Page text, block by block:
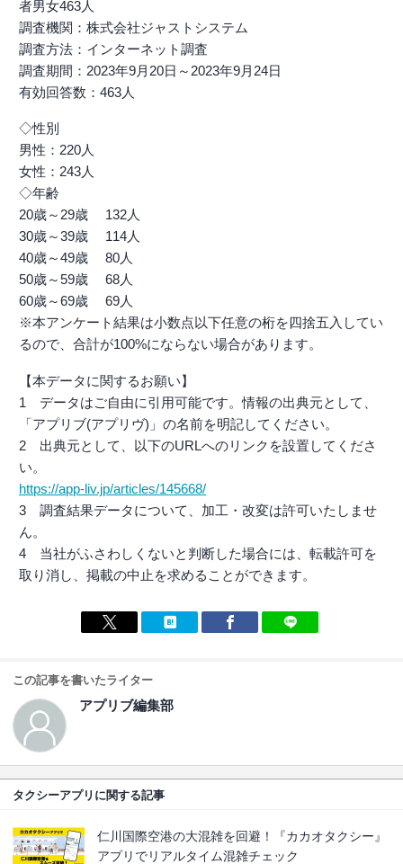
者男女463人
調査機関：株式会社ジャストシステム
調査方法：インターネット調査
調査期間：2023年9月20日～2023年9月24日
有効回答数：463人
◇性別
男性：220人
女性：243人
◇年齢
20歳～29歳 132人
30歳～39歳 114人
40歳～49歳 80人
50歳～59歳 68人
60歳～69歳 69人
※本アンケート結果は小数点以下任意の桁を四捨五入してい
るので、合計が100%にならない場合があります。
【本データに関するお願い】
1 データはご自由に引用可能です。情報の出典元として、
「アプリブ(アプリヴ)」の名前を明記してください。
2 出典元として、以下のURLへのリンクを設置してくださ
い。
https://app-liv.jp/articles/145668/
3 調査結果データについて、加工・改変は許可いたしませ
ん。
4 当社がふさわしくないと判断した場合には、転載許可を
取り消し、掲載の中止を求めることができます。
この記事を書いたライター
アプリブ編集部
タクシーアプリに関する記事
仁川国際空港の大混雑を回避！『カカオタクシー』
アプリでリアルタイム混雑チェック